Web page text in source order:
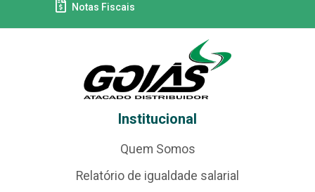
Notas Fiscais
Institucional
Quem Somos
Relatório de igualdade salarial